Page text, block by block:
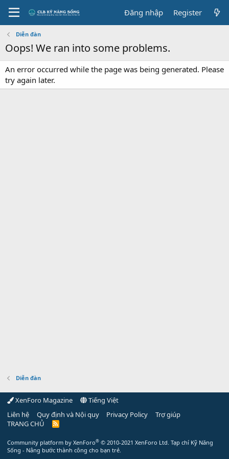
Đăng nhập Register
Diễn đàn
Oops! We ran into some problems.
An error occurred while the page was being generated. Please
try again later.
Diễn đàn
XenForo Magazine
Tiếng Việt
Liên hệ
Quy định và Nội quy Privacy Policy
Trợ giúp
TRANG CHỦ
R
Community platform by XenForo® © 2010-2021 XenForo Ltd. Tạp chí Kỹ Năng
Sống - Nâng bước thành công cho bạn trẻ.